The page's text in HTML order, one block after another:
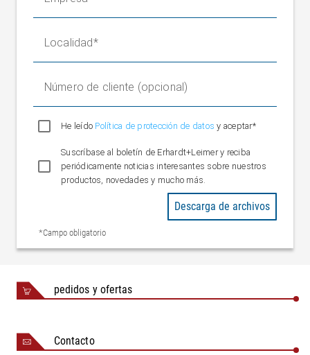
ELNET
Interfaz de bus de campo
Ethernet UDP
Ethernet IP
Interfaz digital E/S
5 entradas digitales
configurables
1 salida configurable
Conforme CE (Directiva
de máquinas
Clase de protección
IP 54
Localidad
Número de cliente (opcional)
He leído Política de protección de datosy aceptar*
Suscríbase al boletín de Erhardt+Leimer y reciba
periódicamente noticias interesantes sobre nuestros
productos, novedades y mucho más.
*Campo obligatorio
Descarga de archivos
pedidos y ofertas
Contacto